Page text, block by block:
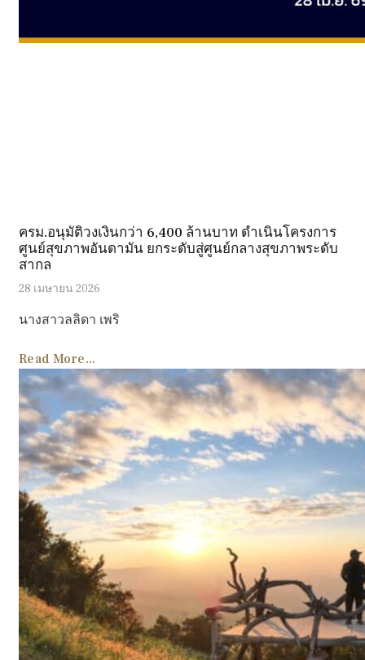
ครม.อนุมัติวงเงินกว่า 6,400 ล้านบาท ดำเนินโครงการ
ศูนย์สุขภาพอันดามัน ยกระดับสู่ศูนย์กลางสุขภาพระดับ
สากล
28 เมษายน 2026
นางสาวลลิดา เพริ
Read More...